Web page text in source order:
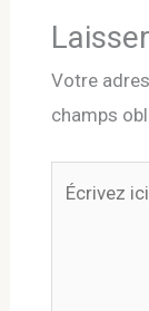
Votre
champs